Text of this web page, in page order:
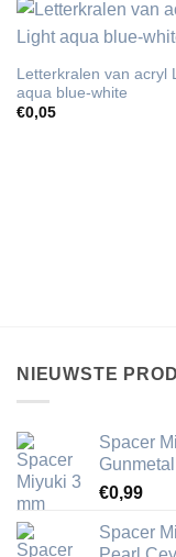
Letterkralen van acryl
aqua blue-white
€0,05
NIEUWSTE
Spacer
€0,99
Spacer